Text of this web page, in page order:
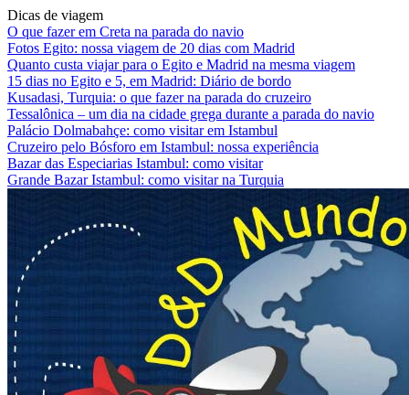
Dicas de viagem
O que fazer em Creta na parada do navio
Fotos Egito: nossa viagem de 20 dias com Madrid
Quanto custa viajar para o Egito e Madrid na mesma viagem
15 dias no Egito e 5, em Madrid: Diário de bordo
Kusadasi, Turquia: o que fazer na parada do cruzeiro
Tessalônica – um dia na cidade grega durante a parada do navio
Palácio Dolmabahçe: como visitar em Istambul
Cruzeiro pelo Bósforo em Istambul: nossa experiência
Bazar das Especiarias Istambul: como visitar
Grande Bazar Istambul: como visitar na Turquia